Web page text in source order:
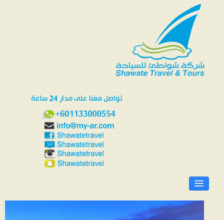
الرئيسية